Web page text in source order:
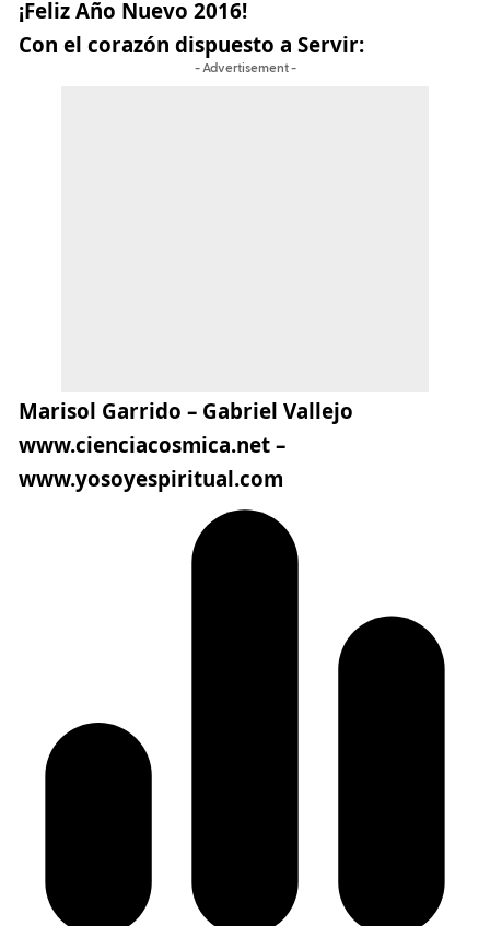
¡Feliz Año Nuevo 2016!
Con el corazón dispuesto a Servir:
- Advertisement -
Marisol Garrido – Gabriel Vallejo
www.cienciacosmica.net –
www.yosoyespiritual.com